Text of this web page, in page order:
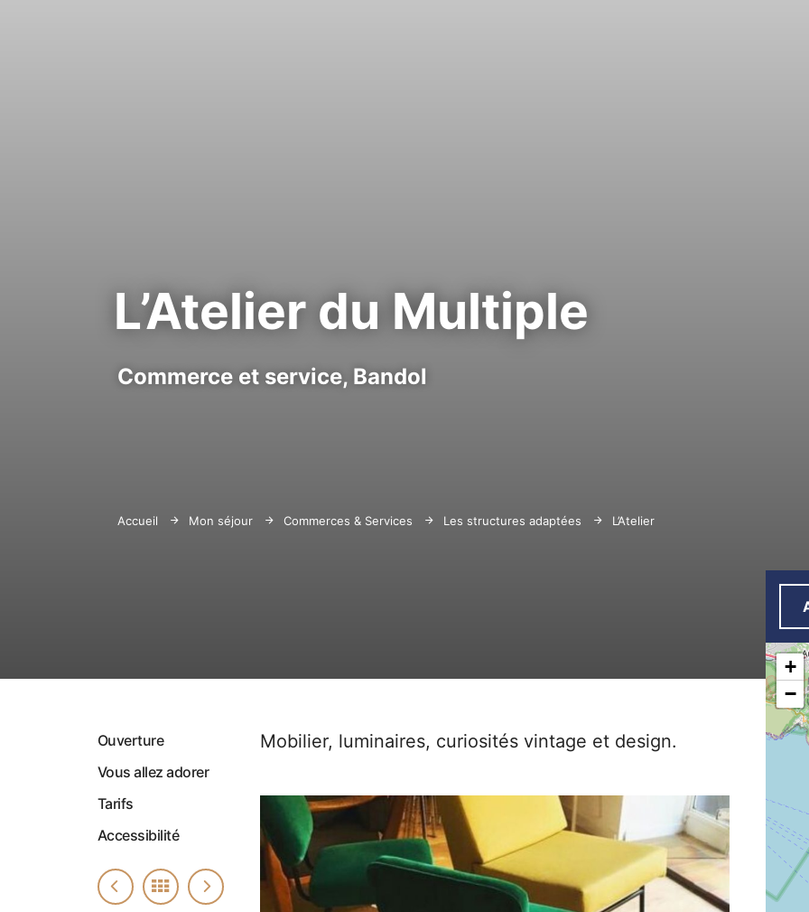
L’Atelier du Multiple
Commerce et service, Bandol
Accueil Mon séjour Commerces & Services Les structures adaptées L’Atelier du Multiple
Ouverture
Vous allez adorer
Tarifs
Accessibilité
Mobilier, luminaires, curiosités vintage et design.
+
−